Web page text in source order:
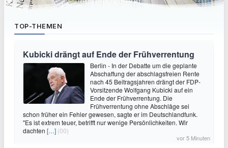
TOP-THEMEN
Kubicki drängt auf Ende der Frühverrentung
Berlin - In der Debatte um die geplante
Abschaffung der abschlagsfreien Rente
nach 45 Beitragsjahren drängt der FDP-
Vorsitzende Wolfgang Kubicki auf ein
Ende der Frühverrentung. Die
Frühverrentung ohne Abschläge sei
schon früher ein Fehler gewesen, sagte er im Deutschlandfunk.
"Es ist extrem teuer, betrifft nur wenige Persönlichkeiten. Wir
dachten […] (00)
vor 5 Minuten